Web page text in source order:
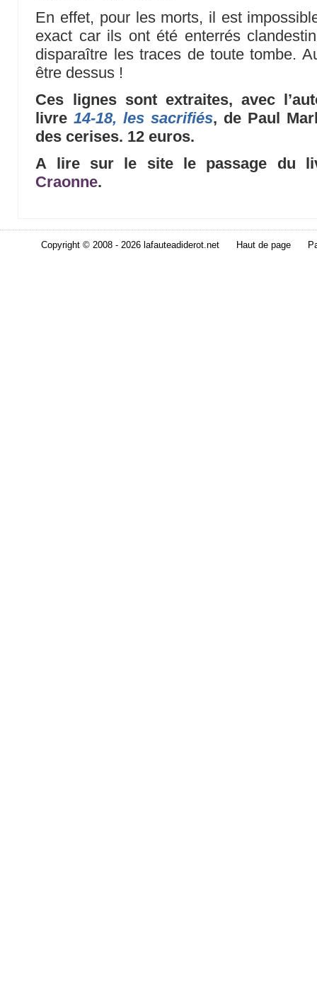
En effet, pour les morts, il est
exact car ils ont été enterrés
disparaître les traces de toute tombe.
être dessus !
Ces lignes sont extraites, avec
livre14-18, les sacrifiés, de Paul
des cerises. 12 euros.
A lire sur le site le passage du
Craonne.
Copyright © 2008 - 2026 lafauteadiderot.net Haut de page